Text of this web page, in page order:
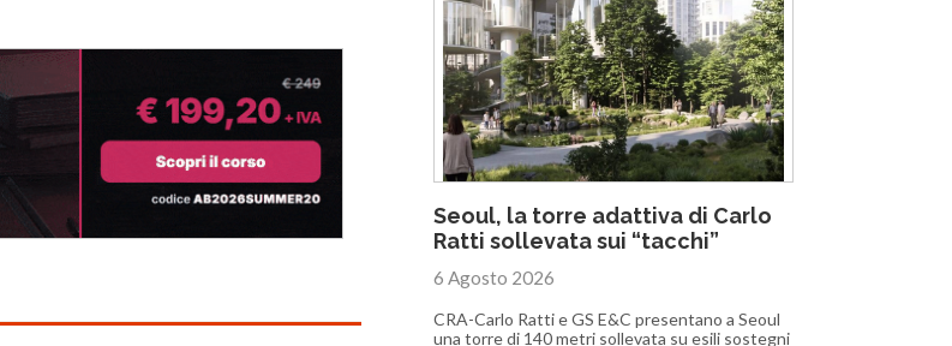
Seoul, la torre adattiva di Carlo
Ratti sollevata sui “tacchi”
6 Agosto 2026
CRA-Carlo Ratti e GS E&C presentano a Seoul
una torre di 140 metri sollevata su esili sostegni